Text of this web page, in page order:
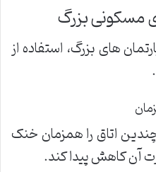
مسکونی بزرگ
های بزرگ، استفاده از
اتاق را همزمان خنک
آن کاهش پیدا کند.